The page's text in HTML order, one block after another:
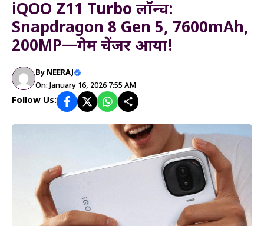
iQOO Z11 Turbo लॉन्च:
Snapdragon 8 Gen 5, 7600mAh,
200MP—गेम चेंजर आया!
By NEERAJ
On: January 16, 2026 7:55 AM
Follow Us: